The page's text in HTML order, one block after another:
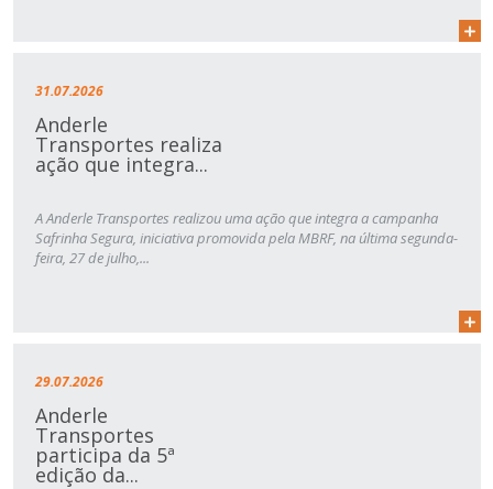
31.07.2026
Anderle
Transportes realiza
ação que integra...
A Anderle Transportes realizou uma ação que integra a campanha
Safrinha Segura, iniciativa promovida pela MBRF, na última segunda-
feira, 27 de julho,...
29.07.2026
Anderle
Transportes
participa da 5ª
edição da...